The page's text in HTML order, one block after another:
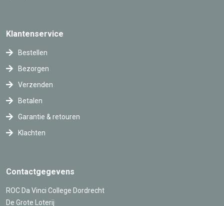
Klantenservice
Bestellen
Bezorgen
Verzenden
Betalen
Garantie & retouren
Klachten
Contactgegevens
ROC Da Vinci College Dordrecht
De Grote Loterij